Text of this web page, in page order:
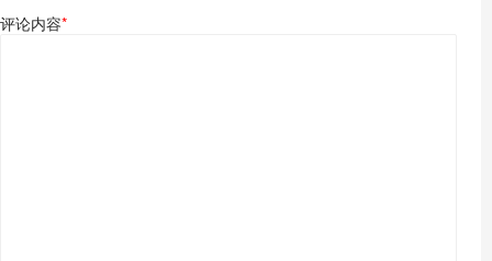
评论内容*